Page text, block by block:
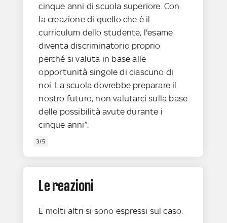
cinque anni di scuola superiore. Con
la creazione di quello che è il
curriculum dello studente, l'esame
diventa discriminatorio proprio
perché si valuta in base alle
opportunità singole di ciascuno di
noi. La scuola dovrebbe preparare il
nostro futuro, non valutarci sulla base
delle possibilità avute durante i
cinque anni”.
3/5
Le reazioni
E molti altri si sono espressi sul caso.